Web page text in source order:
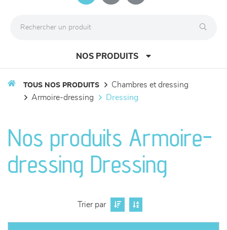
NOS PRODUITS
séjours
meubles de complément
literie
TOUS NOS PRODUITS
chambres et dressing
armoire-dressing
dressing
Nos produits Armoire-
dressing Dressing
Trier par